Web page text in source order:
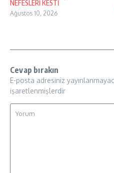
NEFESLERİ KESTİ
Ağustos 10, 2026
Cevap bırakın
E-posta adresiniz
işaretlenmişlerdir